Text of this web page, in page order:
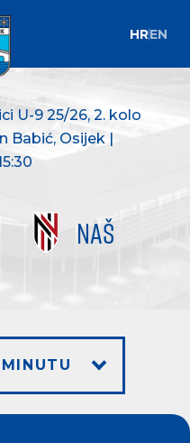
HREN
U-9 25/26, 2. kolo
Babić, Osijek |
NAŠ